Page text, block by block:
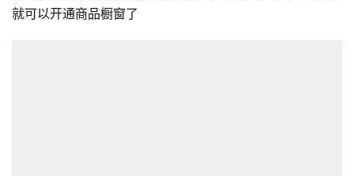
就可以开通商品橱窗了